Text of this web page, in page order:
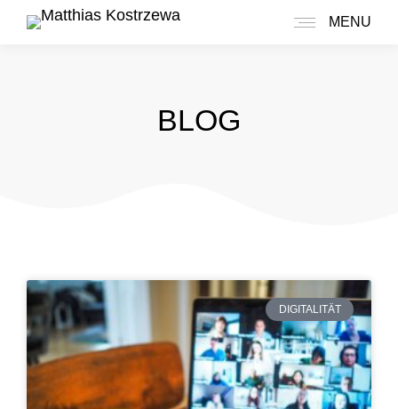
MENU
BLOG
DIGITALITÄT